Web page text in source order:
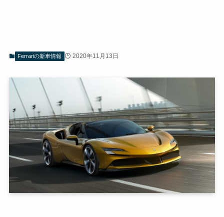
Ferrariの新車情報 2020年11月13日